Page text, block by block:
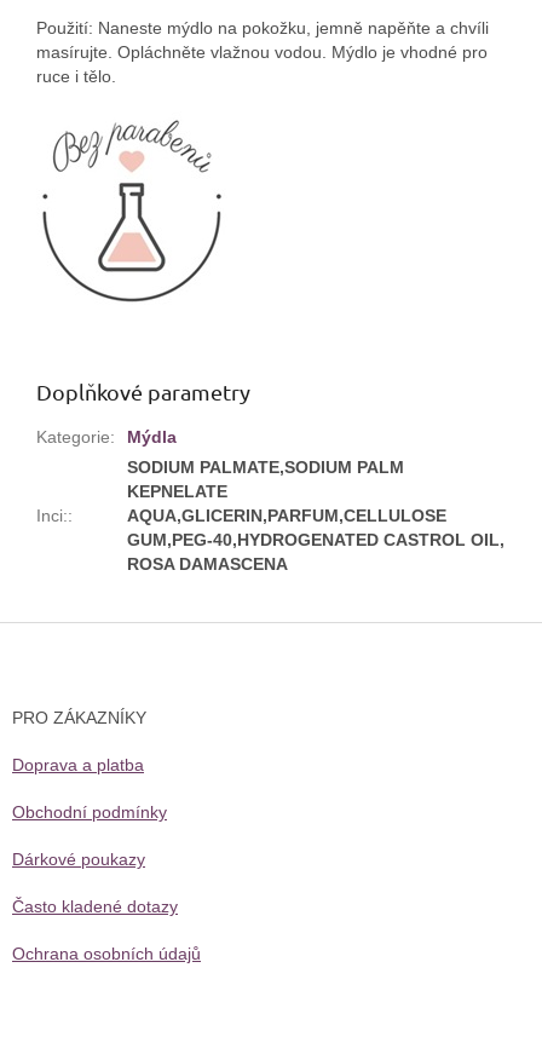
Použití: Naneste mýdlo na pokožku, jemně napěňte a chvíli
masírujte. Opláchněte vlažnou vodou. Mýdlo je vhodné pro
ruce i tělo.
Doplňkové parametry
Kategorie: Mýdla
Inci::
SODIUM PALMATE,SODIUM PALM
KEPNELATE
AQUA,GLICERIN,PARFUM,CELLULOSE
GUM,PEG-40,HYDROGENATED CASTROL OIL,
ROSA DAMASCENA
Z
PRO ZÁKAZNÍKY
Doprava a platba
Obchodní podmínky
Dárkové poukazy
Často kladené dotazy
Ochrana osobních údajů